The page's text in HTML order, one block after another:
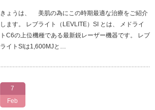
きょうは、 美肌の為にこの時期最適な治療をご紹介
します。 レブライト（LEVLITE）SI とは、 メドライ
トC6の上位機種である最新鋭レーザー機器です。 レブ
ライトSIは1,600MJと…
7
Feb